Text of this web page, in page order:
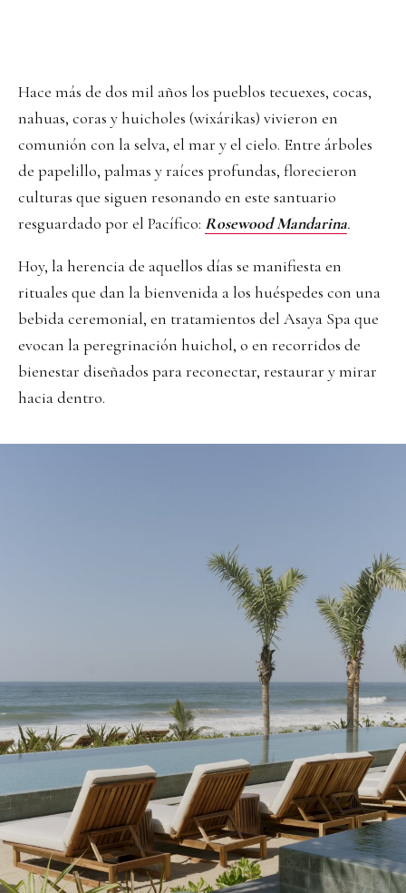
Hace más de dos mil años los pueblos tecuexes, cocas,
nahuas, coras y huicholes (wixárikas) vivieron en
comunión con la selva, el mar y el cielo. Entre árboles
de papelillo, palmas y raíces profundas, florecieron
culturas que siguen resonando en este santuario
resguardado por el Pacífico: Rosewood Mandarina.
Hoy, la herencia de aquellos días se manifiesta en
rituales que dan la bienvenida a los huéspedes con una
bebida ceremonial, en tratamientos del Asaya Spa que
evocan la peregrinación huichol, o en recorridos de
bienestar diseñados para reconectar, restaurar y mirar
hacia dentro.